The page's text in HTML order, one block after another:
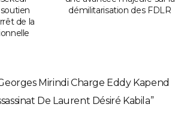
de la
démilitarisation des FDLR
Mirindi Charge Eddy Kapend
De Laurent Désiré Kabila”